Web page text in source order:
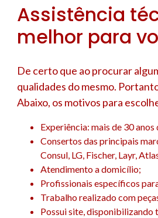
Assistência
melhor para
De certo que ao procurar
qualidades do mesmo.
Abaixo, os motivos para
Experiência: mais de 30 anos
Consertos das principais
Consul, LG, Fischer, Layr,
Atendimento a domicílio;
Profissionais específicos
Trabalho realizado com
Possui site, disponibilizando